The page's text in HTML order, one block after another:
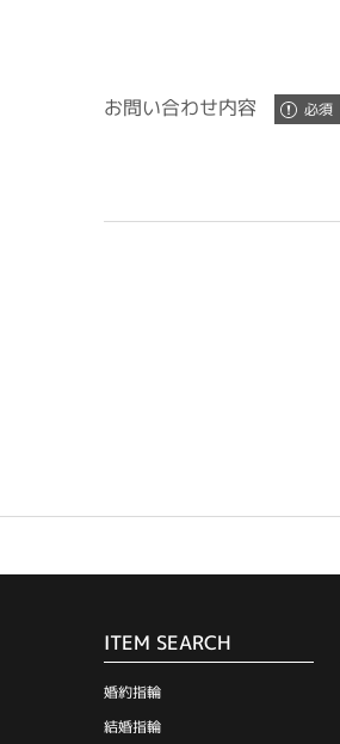
お問い合わせ内容
ITEM SEARCH
婚約指輪
結婚指輪